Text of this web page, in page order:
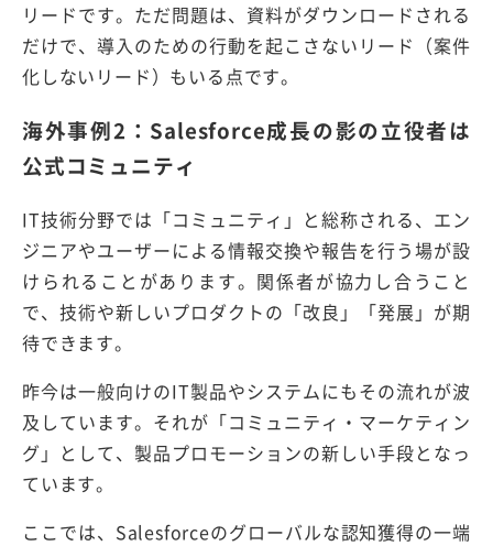
リードです。ただ問題は、資料がダウンロードされる
だけで、導入のための行動を起こさないリード（案件
化しないリード）もいる点です。
海外事例2：Salesforce成長の影の立役者は
公式コミュニティ
IT技術分野では「コミュニティ」と総称される、エン
ジニアやユーザーによる情報交換や報告を行う場が設
けられることがあります。関係者が協力し合うこと
で、技術や新しいプロダクトの「改良」「発展」が期
待できます。
昨今は一般向けのIT製品やシステムにもその流れが波
及しています。それが「コミュニティ・マーケティン
グ」として、製品プロモーションの新しい手段となっ
ています。
ここでは、Salesforceのグローバルな認知獲得の一端